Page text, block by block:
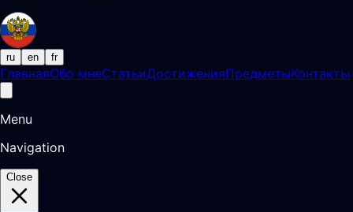
ru en fr
ГлавнаяОбо мнеСтатьиДостиженияПредметыКонтакты
Menu
Navigation
Close